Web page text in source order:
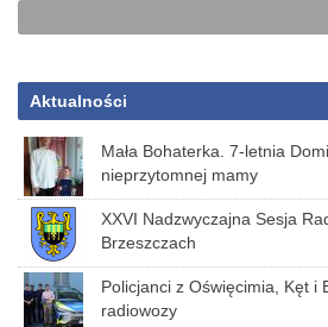
Aktualności
Mała Bohaterka. 7-letnia
nieprzytomnej mamy
XXVI Nadzwyczajna Sesja
Brzeszczach
Policjanci z Oświęcimia, Kęt i
radiowozy